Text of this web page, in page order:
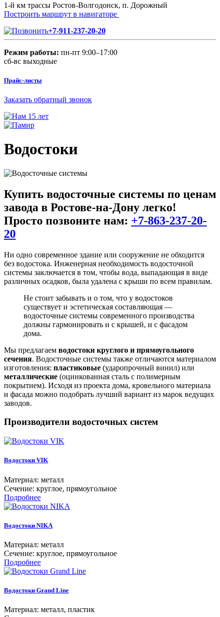
1-й км трассы Ростов-Волгодонск, п. Дорожный
Построить маршрут в навигаторе
+7-911-237-20-20
Режим работы: пн-пт 9:00–17:00
сб-вс выходные
Прайс-листы
Заказать обратный звонок
Водостоки
Купить водосточные системы по ценам
завода в Ростове-на-Дону легко!
Просто позвоните нам: +7-863-237-20-
20
Ни одно современное здание или сооружение не обходится
без водостока. Инженерная необходимость водосточной
системы заключается в том, чтобы вода, выпадающая в виде
различных осадков, была удалена с крыши по всем правилам.
Не стоит забывать и о том, что у водостоков
существует и эстетическая составляющая —
водосточные системы современного производства
должны гармонировать и с крышей, и с фасадом
дома.
Мы предлагаем водостоки круглого и прямоугольного
сечения. Водосточные системы также отличаются материалом
изготовления: пластиковые (ударопрочный винил) или
металлические (оцинкованная сталь с полимерным
покрытием). Исходя из проекта дома, кровельного материала
и фасада можно подобрать лучший вариант из марок ведущих
заводов.
Производители водосточных систем
Водостоки VIK
Материал: металл
Сечение: круглое, прямоугольное
Подробнее
Водостоки NIKA
Материал: металл
Сечение: круглое, прямоугольное
Подробнее
Водостоки Grand Line
Материал: металл, пластик